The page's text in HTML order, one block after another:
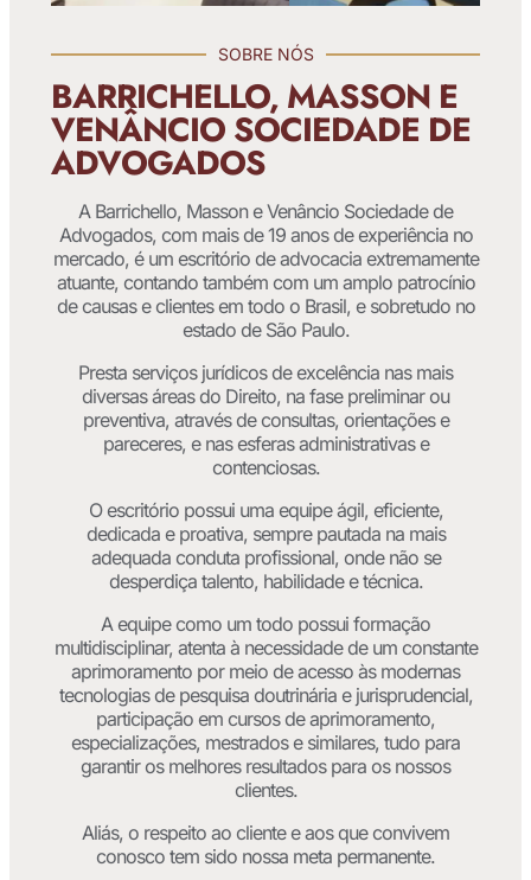
SOBRE NÓS
BARRICHELLO, MASSON E
VENÂNCIO SOCIEDADE DE
ADVOGADOS
A Barrichello, Masson e Venâncio Sociedade de
Advogados, com mais de 19 anos de experiência no
mercado, é um escritório de advocacia extremamente
atuante, contando também com um amplo patrocínio
de causas e clientes em todo o Brasil, e sobretudo no
estado de São Paulo.
Presta serviços jurídicos de excelência nas mais
diversas áreas do Direito, na fase preliminar ou
preventiva, através de consultas, orientações e
pareceres, e nas esferas administrativas e
contenciosas.
O escritório possui uma equipe ágil, eficiente,
dedicada e proativa, sempre pautada na mais
adequada conduta profissional, onde não se
desperdiça talento, habilidade e técnica.
A equipe como um todo possui formação
multidisciplinar, atenta à necessidade de um constante
aprimoramento por meio de acesso às modernas
tecnologias de pesquisa doutrinária e jurisprudencial,
participação em cursos de aprimoramento,
especializações, mestrados e similares, tudo para
garantir os melhores resultados para os nossos
clientes.
Aliás, o respeito ao cliente e aos que convivem
conosco tem sido nossa meta permanente.